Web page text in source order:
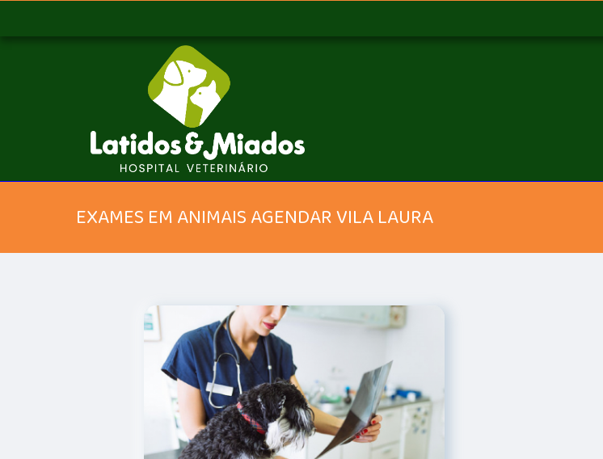
EXAMES EM ANIMAIS AGENDAR VILA LAURA